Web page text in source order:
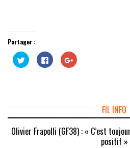
Partager :
Cliquez
pour
partager
fenêtre)
Cliquez
pour
partager
fenêtre)
Cliquez
pour
nouvelle
fenêtre)
FIL INFO
Olivier Frapolli (GF38) : « C’est
positif »